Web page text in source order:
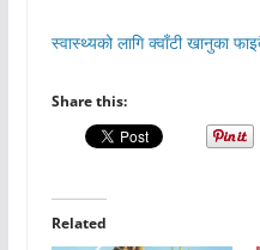
स्वास्थ्यको लागि क्वाँटी खानुका
Share this:
Related